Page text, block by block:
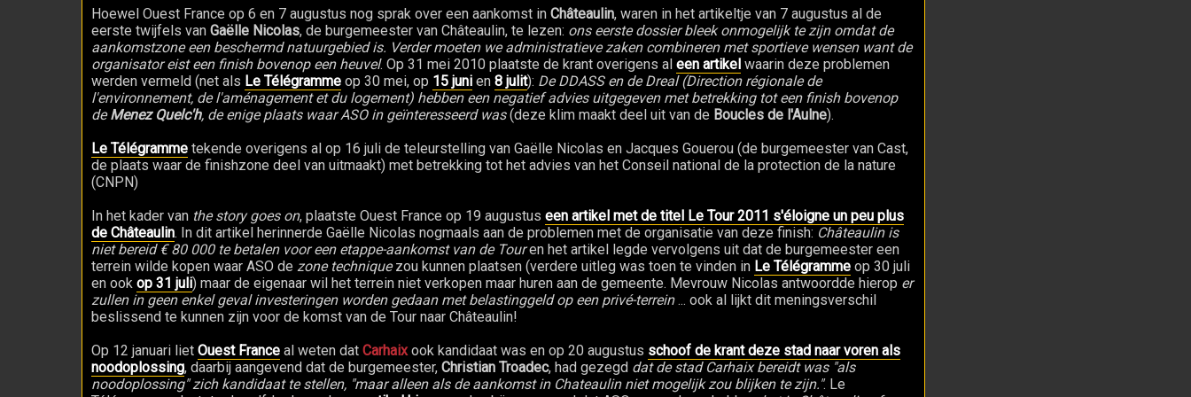
Hoewel Ouest France op 6 en 7 augustus nog sprak over een aankomst in Châteaulin, waren in het artikeltje van 7 augustus al de
eerste twijfels van Gaëlle Nicolas, de burgemeester van Châteaulin, te lezen: ons eerste dossier bleek onmogelijk te zijn omdat de
aankomstzone een beschermd natuurgebied is. Verder moeten we administratieve zaken combineren met sportieve wensen want de
organisator eist een finish bovenop een heuvel. Op 31 mei 2010 plaatste de krant overigens al een artikel waarin deze problemen
werden vermeld (net als Le Télégramme op 30 mei, op 15 juni en 8 julit): De DDASS en de Dreal (Direction régionale de
l'environnement, de l'aménagement et du logement) hebben een negatief advies uitgegeven met betrekking tot een finish bovenop
deMenez Quelc'h, de enige plaats waar ASO in geïnteresseerd was(deze klim maakt deel uit van de Boucles de l'Aulne).
Le Télégramme tekende overigens al op 16 juli de teleurstelling van Gaëlle Nicolas en Jacques Gouerou (de burgemeester van Cast,
de plaats waar de finishzone deel van uitmaakt) met betrekking tot het advies van het Conseil national de la protection de la nature
(CNPN)
In het kader van the story goes on, plaatste Ouest France op 19 augustus een artikel met de titel Le Tour 2011 s'éloigne un peu plus
de Châteaulin. In dit artikel herinnerde Gaëlle Nicolas nogmaals aan de problemen met de organisatie van deze finish: Châteaulin is
niet bereid € 80 000 te betalen voor een etappe-aankomst van de Touren het artikel legde vervolgens uit dat de burgemeester een
terrein wilde kopen waar ASO de zone techniquezou kunnen plaatsen (verdere uitleg was toen te vinden in Le Télégramme op 30 juli
en ook op 31 juli) maar de eigenaar wil het terrein niet verkopen maar huren aan de gemeente. Mevrouw Nicolas antwoordde hierop er
zullen in geen enkel geval investeringen worden gedaan met belastinggeld op een privé-terrein... ook al lijkt dit meningsverschil
beslissend te kunnen zijn voor de komst van de Tour naar Châteaulin!
Op 12 januari liet Ouest France al weten dat Carhaixook kandidaat was en op 20 augustus schoof de krant deze stad naar voren als
noodoplossing, daarbij aangevend dat de burgemeester, Christian Troadec, had gezegd dat de stad Carhaix bereidt was "als
noodoplossing" zich kandidaat te stellen, "maar alleen als de aankomst in Chateaulin niet mogelijk zou blijken te zijn.". Le